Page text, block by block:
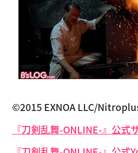
©︎2015 EXNOA LLC/
『刀剣乱舞-ONLINE-』公式